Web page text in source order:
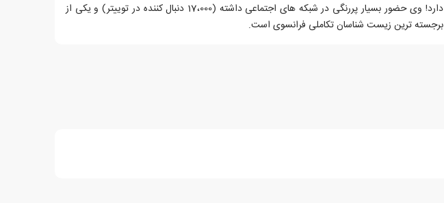
دارد! وی حضور بسیار پررنگی در شبکه های اجتماعی داشته (17،000 دنبال کننده در توییتر) و یکی از
برجسته ترین زیست شناسان تکاملی فرانسوی است.